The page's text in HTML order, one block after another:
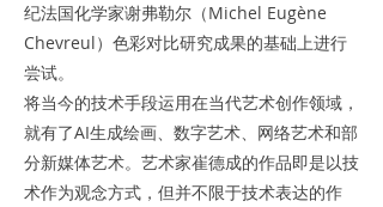
纪法国化学家谢弗勒尔（Michel Eugène
Chevreul）色彩对比研究成果的基础上进行
尝试。
将当今的技术手段运用在当代艺术创作领域，
就有了AI生成绘画、数字艺术、网络艺术和部
分新媒体艺术。艺术家崔德成的作品即是以技
术作为观念方式，但并不限于技术表达的作